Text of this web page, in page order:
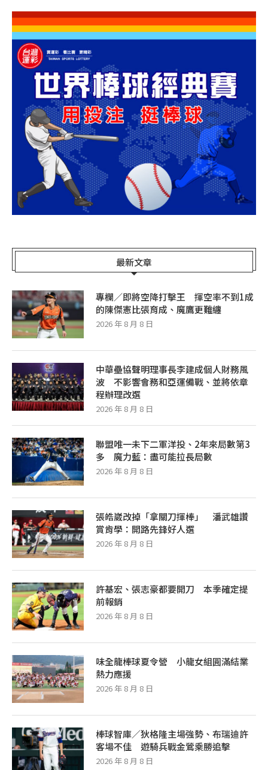
最新文章
專欄／即將空降打擊王 揮空率不到1成
的陳傑憲比張育成、魔鷹更難纏
2026 年 8 月 8 日
中華壘協聲明理事長李建成個人財務風
波 不影響會務和亞運備戰、並將依章
程辦理改選
2026 年 8 月 8 日
聯盟唯一未下二軍洋投、2年來局數第3
多 魔力藍：盡可能拉長局數
2026 年 8 月 8 日
張皓崴改掉「拿關刀揮棒」 潘武雄讚
賞肯學：開路先鋒好人選
2026 年 8 月 8 日
許基宏、張志豪都要開刀 本季確定提
前報銷
2026 年 8 月 8 日
味全龍棒球夏令營 小龍女組圓滿結業
熱力應援
2026 年 8 月 8 日
棒球智庫／狄格隆主場強勢、布瑞迪許
客場不佳 遊騎兵戰金鶯乘勝追擊
2026 年 8 月 8 日